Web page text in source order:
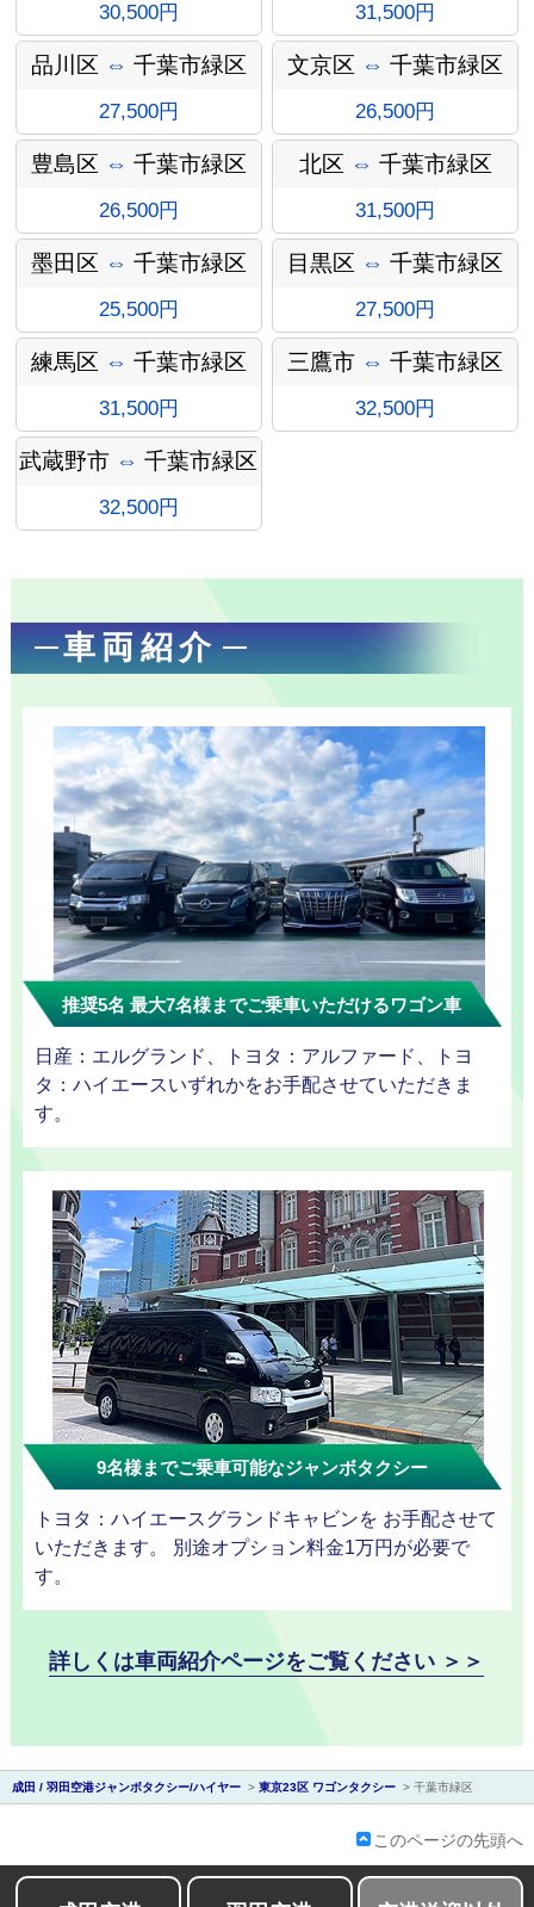
インフォ
メーショ
ン
お勧め送
迎プラン
観光タクシー
送迎
京
成
田
会社紹介
30,500円 31,500円
品川区 ⇔ 千葉市緑区
27,500円
文京区 ⇔ 千葉市緑区
26,500円
豊島区 ⇔ 千葉市緑区
26,500円
北区 ⇔ 千葉市緑区
31,500円
墨田区 ⇔ 千葉市緑区
25,500円
目黒区 ⇔ 千葉市緑区
27,500円
練馬区 ⇔ 千葉市緑区
31,500円
三鷹市 ⇔ 千葉市緑区
32,500円
武蔵野市 ⇔ 千葉市緑区
32,500円
車両紹介
推奨5名 最大7名様までご乗車いただけるワゴン車
日産：エルグランド、トヨタ：アルファード、トヨ
タ：ハイエースいずれかをお手配させていただきま
す。
9名様までご乗車可能なジャンボタクシー
トヨタ：ハイエースグランドキャビンを お手配させて
いただきます。 別途オプション料金1万円が必要で
す。
詳しくは車両紹介ページをご覧ください ＞＞
成田 / 羽田空港ジャンボタクシー/ハイヤー > 東京23区 ワゴンタクシー > 千葉市緑区
このページの先頭へ